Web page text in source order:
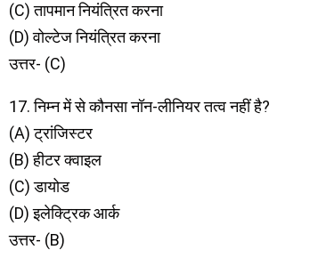
(C) तापमान नियंत्रित करना
(D) वोल्टेज नियंत्रित करना
उत्तर- (C)
17. निम्न में से कौनसा नॉन-लीनियर तत्व नहीं है?
(A) ट्रांजिस्टर
(B) हीटर क्वाइल
(C) डायोड
(D) इलेक्ट्रिक आर्क
उत्तर- (B)